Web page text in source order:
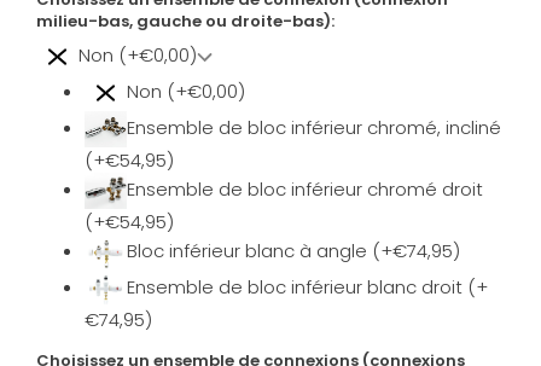
milieu-bas, gauche ou droite-bas):
Non (+€0,00)
Non (+€0,00)
Ensemble de bloc inférieur chromé, incliné
(+€54,95)
Ensemble de bloc inférieur chromé droit
(+€54,95)
Bloc inférieur blanc à angle (+€74,95)
Ensemble de bloc inférieur blanc droit (+
€74,95)
Choisissez un ensemble de connexions (connexions